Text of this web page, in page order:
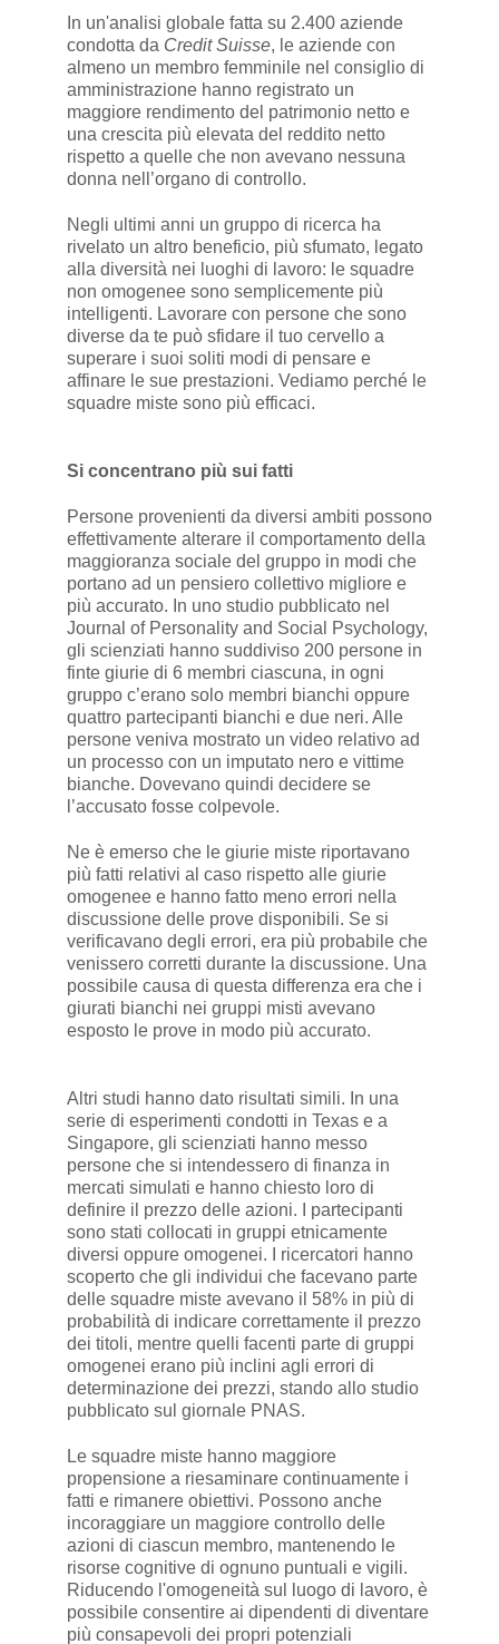
In un'analisi globale fatta su 2.400 aziende
condotta da Credit Suisse, le aziende con
almeno un membro femminile nel consiglio di
amministrazione hanno registrato un
maggiore rendimento del patrimonio netto e
una crescita più elevata del reddito netto
rispetto a quelle che non avevano nessuna
donna nell’organo di controllo.
Negli ultimi anni un gruppo di ricerca ha
rivelato un altro beneficio, più sfumato, legato
alla diversità nei luoghi di lavoro: le squadre
non omogenee sono semplicemente più
intelligenti. Lavorare con persone che sono
diverse da te può sfidare il tuo cervello a
superare i suoi soliti modi di pensare e
affinare le sue prestazioni. Vediamo perché le
squadre miste sono più efficaci.
Si concentrano più sui fatti
Persone provenienti da diversi ambiti possono
effettivamente alterare il comportamento della
maggioranza sociale del gruppo in modi che
portano ad un pensiero collettivo migliore e
più accurato. In uno studio pubblicato nel
Journal of Personality and Social Psychology,
gli scienziati hanno suddiviso 200 persone in
finte giurie di 6 membri ciascuna, in ogni
gruppo c’erano solo membri bianchi oppure
quattro partecipanti bianchi e due neri. Alle
persone veniva mostrato un video relativo ad
un processo con un imputato nero e vittime
bianche. Dovevano quindi decidere se
l’accusato fosse colpevole.
Ne è emerso che le giurie miste riportavano
più fatti relativi al caso rispetto alle giurie
omogenee e hanno fatto meno errori nella
discussione delle prove disponibili. Se si
verificavano degli errori, era più probabile che
venissero corretti durante la discussione. Una
possibile causa di questa differenza era che i
giurati bianchi nei gruppi misti avevano
esposto le prove in modo più accurato.
Altri studi hanno dato risultati simili. In una
serie di esperimenti condotti in Texas e a
Singapore, gli scienziati hanno messo
persone che si intendessero di finanza in
mercati simulati e hanno chiesto loro di
definire il prezzo delle azioni. I partecipanti
sono stati collocati in gruppi etnicamente
diversi oppure omogenei. I ricercatori hanno
scoperto che gli individui che facevano parte
delle squadre miste avevano il 58% in più di
probabilità di indicare correttamente il prezzo
dei titoli, mentre quelli facenti parte di gruppi
omogenei erano più inclini agli errori di
determinazione dei prezzi, stando allo studio
pubblicato sul giornale PNAS.
Le squadre miste hanno maggiore
propensione a riesaminare continuamente i
fatti e rimanere obiettivi. Possono anche
incoraggiare un maggiore controllo delle
azioni di ciascun membro, mantenendo le
risorse cognitive di ognuno puntuali e vigili.
Riducendo l'omogeneità sul luogo di lavoro, è
possibile consentire ai dipendenti di diventare
più consapevoli dei propri potenziali